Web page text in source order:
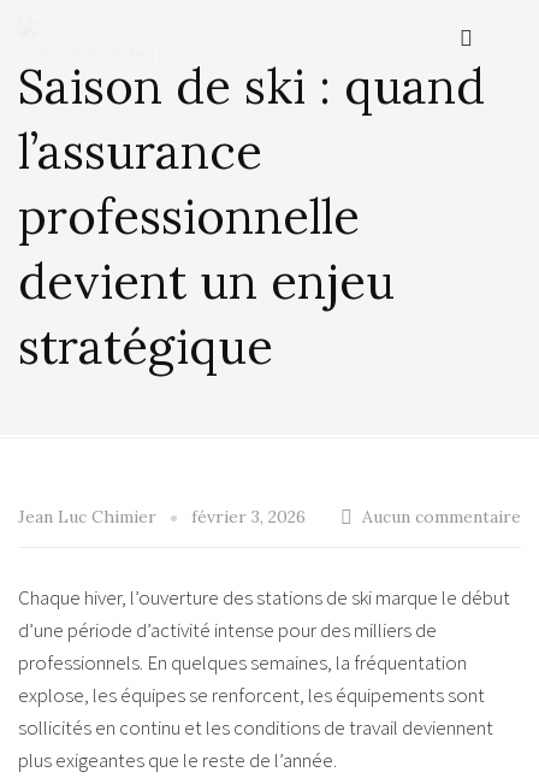
Saison de ski : quand
l’assurance
professionnelle
devient un enjeu
stratégique
Jean Luc Chimier février 3, 2026 Aucun commentaire
Chaque hiver, l’ouverture des stations de ski marque le début
d’une période d’activité intense pour des milliers de
professionnels. En quelques semaines, la fréquentation
explose, les équipes se renforcent, les équipements sont
sollicités en continu et les conditions de travail deviennent
plus exigeantes que le reste de l’année.